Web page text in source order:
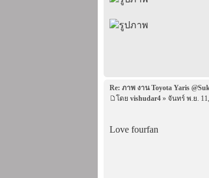
Re: ภาพ งาน Toyota Yaris
โดย vishudar4 » จันทร์ พ.ย.
Love fourfan